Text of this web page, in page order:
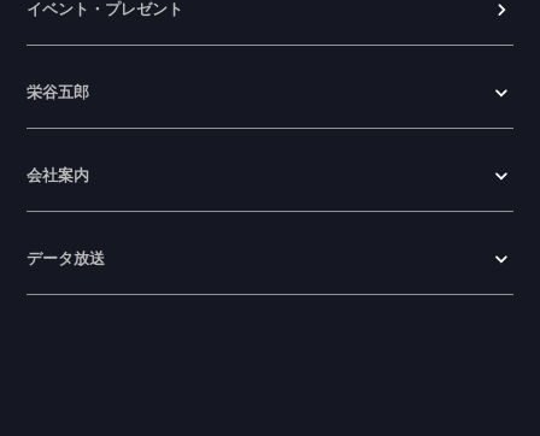
イベント・プレゼント
栄谷五郎
会社案内
データ放送